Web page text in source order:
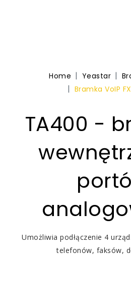
Home Yeastar
Bramka VoIP
TA400 -
Umożliwia podłączenie 4
telefonów, faksów,